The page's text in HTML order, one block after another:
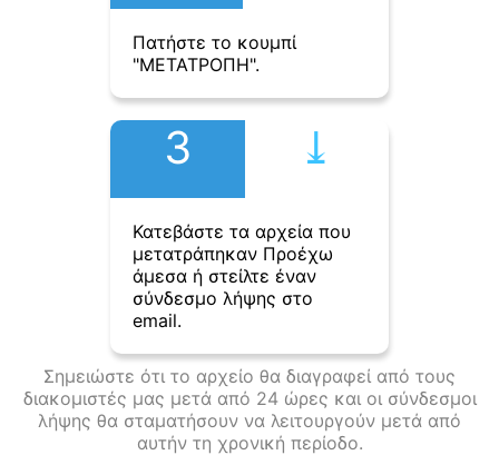
Πατήστε το κουμπί
"ΜΕΤΑΤΡΟΠΗ".
3 ⤓︎
Κατεβάστε τα αρχεία που
μετατράπηκαν Προέχω
άμεσα ή στείλτε έναν
σύνδεσμο λήψης στο
email.
Σημειώστε ότι το αρχείο θα διαγραφεί από τους
διακομιστές μας μετά από 24 ώρες και οι σύνδεσμοι
λήψης θα σταματήσουν να λειτουργούν μετά από
αυτήν τη χρονική περίοδο.